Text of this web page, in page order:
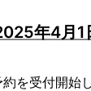
年4月1
を受付開